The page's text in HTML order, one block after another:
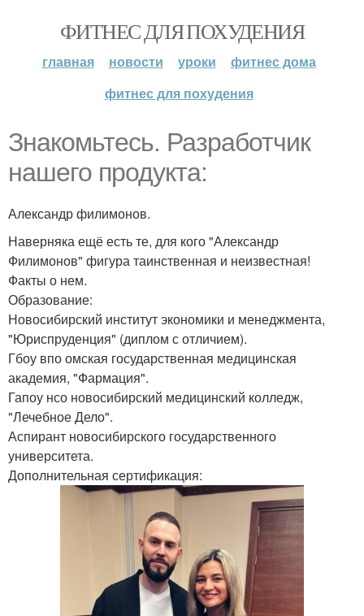
ФИТНЕС ДЛЯ ПОХУДЕНИЯ
главная новости уроки
фитнес дома
фитнес для похудения
Знакомьтесь. Разработчик
нашего продукта:
Александр филимонов.
Наверняка ещё есть те, для кого "Александр
Филимонов" фигура таинственная и неизвестная!
Факты о нем.
Образование:
Новосибирский институт экономики и менеджмента,
"Юриспруденция" (диплом с отличием).
Гбоу впо омская государственная медицинская
академия, "Фармация".
Гапоу нсо новосибирский медицинский колледж,
"Лечебное Дело".
Аспирант новосибирского государственного
университета.
Дополнительная сертификация: